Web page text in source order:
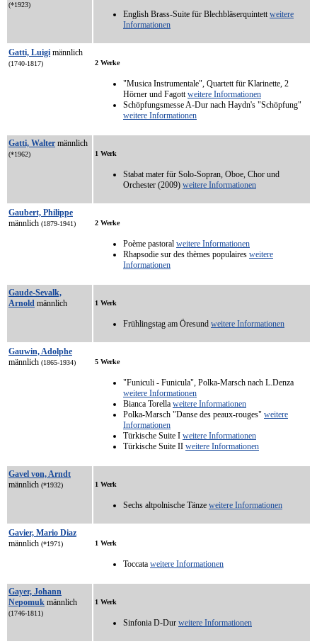
(*1923)
English Brass-Suite für Blechbläserquintettweitere
Informationen
Gatti, Luigi männlich
(1740-1817) 2 Werke
"Musica Instrumentale", Quartett für Klarinette, 2
Hörner und Fagottweitere Informationen
Schöpfungsmesse A-Dur nach Haydn's "Schöpfung"
weitere Informationen
Gatti, Walter männlich
(*1962) 1 Werk
Stabat mater für Solo-Sopran, Oboe, Chor und
Orchester (2009) weitere Informationen
Gaubert, Philippe
männlich (1879-1941) 2 Werke
Poème pastoral weitere Informationen
Rhapsodie sur des thèmes populaires weitere
Informationen
Gaude-Sevalk,
Arnold männlich 1 Werk
Frühlingstag am Öresund weitere Informationen
Gauwin, Adolphe
männlich (1865-1934) 5 Werke
"Funiculi - Funicula", Polka-Marsch nach L.Denza
weitere Informationen
Bianca Torella weitere Informationen
Polka-Marsch "Danse des peaux-rouges" weitere
Informationen
Türkische Suite I weitere Informationen
Türkische Suite II weitere Informationen
Gavel von, Arndt
männlich (*1932) 1 Werk
Sechs altpolnische Tänze weitere Informationen
Gavier, Mario Diaz
männlich (*1971) 1 Werk
Toccata weitere Informationen
Gayer, Johann
Nepomuk männlich
(1746-1811)
1 Werk
Sinfonia D-Dur weitere Informationen